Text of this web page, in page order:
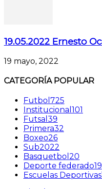
19.05.2022 Ernesto
19 mayo, 2022
CATEGORÍA POPULAR
Futbol 725
Institucional 101
Futsal 39
Primera32
Boxeo26
Sub2022
Basquetbol 20
Deporte federado19
Escuelas Deportivas